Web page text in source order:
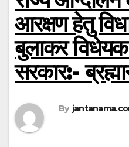
आरक्षण हेतु
बुलाकर विधेयक
सरकार:-
By